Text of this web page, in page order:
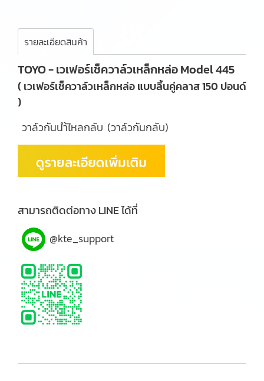
รายละเอียดสินค้า
TOYO - เวเฟอร์เช็ควาล์วเหล็กหล่อ Model 445
( เวเฟอร์เช็ควาล์วเหล็กหล่อ แบบลิ้นคู่คลาส 150 ปอนด์
)
วาล์วกันนำ้ไหลกลับ (วาล์วกันกลับ)
สามารถติดต่อทาง LINE ได้ที่
@kte_support